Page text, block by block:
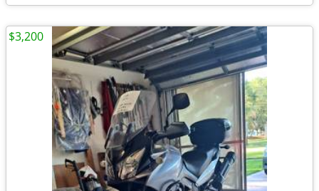
$3,200